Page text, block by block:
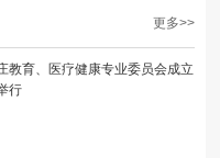
更多>>
教育、医疗健康专业委员会成立
行